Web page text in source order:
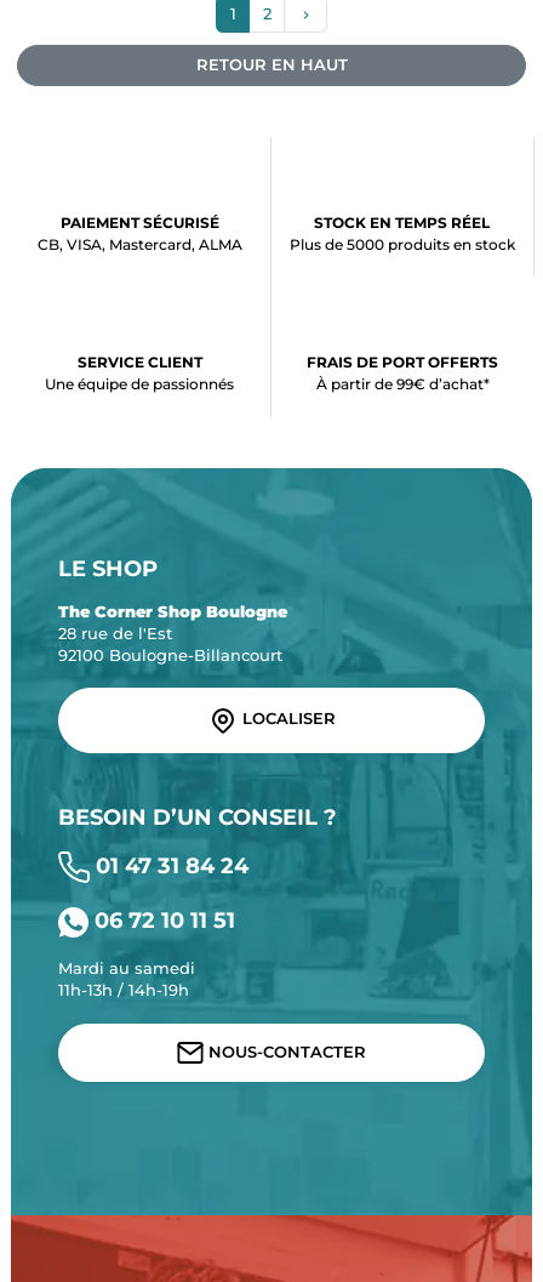
1 2 keyboard_arrow_right
RETOUR EN HAUT
PAIEMENT SÉCURISÉ
CB, VISA, Mastercard, ALMA
STOCK EN TEMPS RÉEL
Plus de 5000 produits en stock
SERVICE CLIENT
Une équipe de passionnés
FRAIS DE PORT OFFERTS
À partir de 99€ d’achat*
LE SHOP
The Corner Shop Boulogne
28 rue de l'Est
92100 Boulogne-Billancourt
LOCALISER
BESOIN D’UN CONSEIL ?
01 47 31 84 24
06 72 10 11 51
Mardi au samedi
11h-13h / 14h-19h
NOUS-CONTACTER